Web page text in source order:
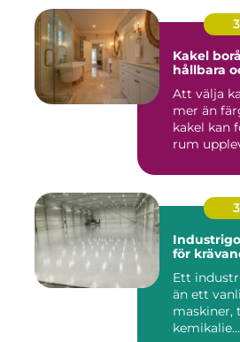
Kakel borås så
hållbara
Att välja
mer än
kakel kan
rum
för
Ett
än ett
maskiner,
kemikalie...